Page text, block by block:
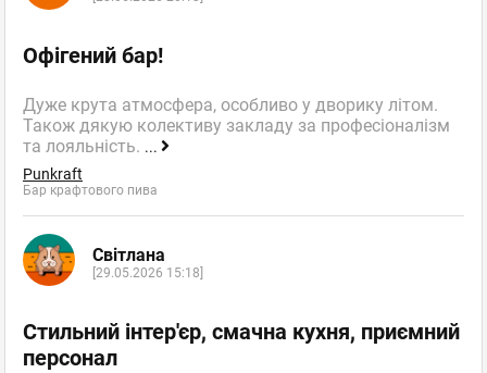
Офігений бар!
Дуже крута атмосфера, особливо у дворику літом.
Також дякую колективу закладу за професіоналізм
та лояльність. ...
Punkraft
Бар крафтового пива
Світлана
[29.05.2026 15:18]
Стильний інтер'єр, смачна кухня, приємний
персонал